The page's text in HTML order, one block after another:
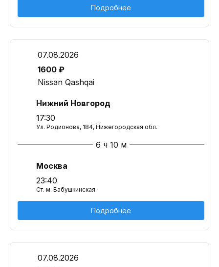
Подробнее
07.08.2026
1600 ₽
Nissan Qashqai
Нижний Новгород
17:30
Ул. Родионова, 184, Нижегородская обл.
6 ч 10 м
Москва
23:40
Ст. м. Бабушкинская
Подробнее
07.08.2026